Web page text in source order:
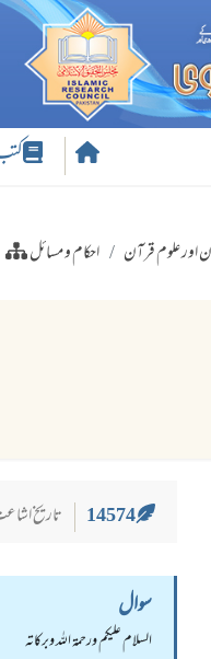
اور علوم قرآن احکام و مسائل
14574 تاریخ اشاعت :
سوال
السلام عليكم ورحمة الله وبركاته